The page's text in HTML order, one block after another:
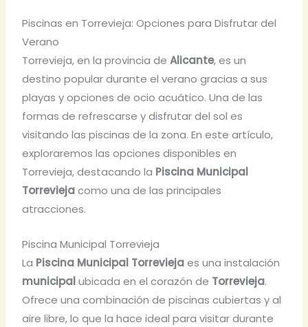
Piscinas en Torrevieja: Opciones para Disfrutar del
Verano
Torrevieja, en la provincia deAlicante, es un
destino popular durante el verano gracias a sus
playas y opciones de ocio acuático. Una de las
formas de refrescarse y disfrutar del sol es
visitando las piscinas de la zona. En este artículo,
exploraremos las opciones disponibles en
Torrevieja, destacando la Piscina Municipal
Torreviejacomo una de las principales
atracciones.
Piscina Municipal Torrevieja
La Piscina Municipal Torreviejaes una instalación
municipalubicada en el corazón de Torrevieja.
Ofrece una combinación de piscinas cubiertas y al
aire libre, lo que la hace ideal para visitar durante